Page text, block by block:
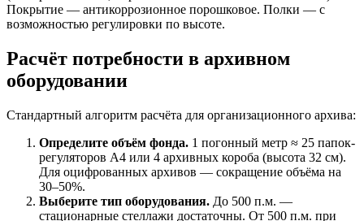
Покрытие — антикоррозионное порошковое. Полки — с
возможностью регулировки по высоте.
Расчёт потребности в архивном
оборудовании
Стандартный алгоритм расчёта для организационного архива:
Определите объём фонда. 1 погонный метр ≈ 25 папок-
регуляторов А4 или 4 архивных короба (высота 32 см).
Для оцифрованных архивов — сокращение объёма на
30–50%.
Выберите тип оборудования. До 500 п.м. —
стационарные стеллажи достаточны. От 500 п.м. при